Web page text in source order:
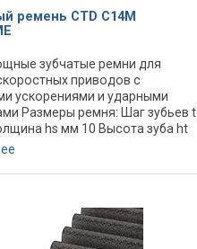
ремень CTD C14M
зубчатые ремни для
приводов с
ускорениями и ударными
Размеры ремня: Шаг зубьев t
hs мм 10 Высота зуба ht
длина Lp/Lw мм ...
зубьев ... Профиль
...